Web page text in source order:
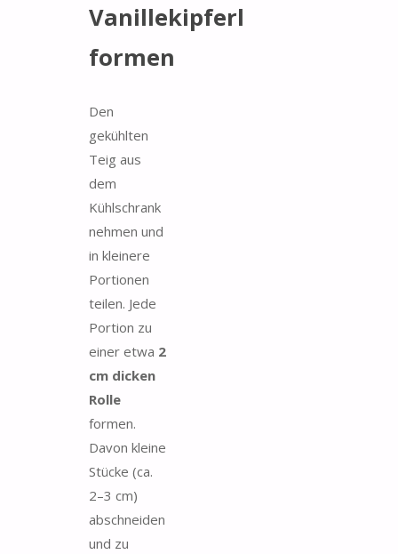
Vanillekipferl
formen
Den
gekühlten
Teig aus
dem
Kühlschrank
nehmen und
in kleinere
Portionen
teilen. Jede
Portion zu
einer etwa 2
cm dicken
Rolle
formen.
Davon kleine
Stücke (ca.
2–3 cm)
abschneiden
und zu